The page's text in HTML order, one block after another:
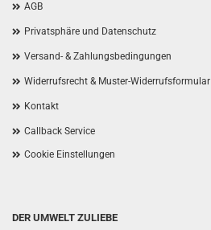
AGB
Privatsphäre und Datenschutz
Versand- & Zahlungsbedingungen
Widerrufsrecht & Muster-Widerrufsformular
Kontakt
Callback Service
Cookie Einstellungen
DER UMWELT ZULIEBE